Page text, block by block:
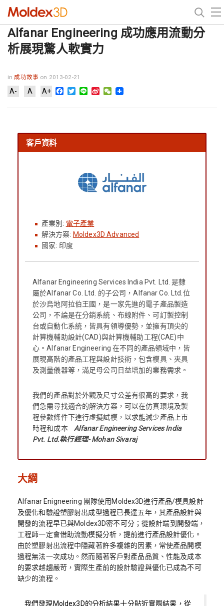
Alfanar Engineering 成功應用流動分
析展現驚人軟實力
in成功故事 on 2013-02-21
A- A A+ Facebook
Twitter
Line Sina WeChat
客戶資料
產業別: 電子產業
解決方案: Moldex3D Advanced
國家: 印度
Alfanar Engineering Services India Pvt. Ltd. 是隸
屬於Alfanar Co. Ltd. 的子公司，Alfanar Co. Ltd.位
於沙烏地阿拉伯王國，是一家先進的電子產品製造
公司，不論是在分銷系統、布線附件、可訂製控制
台或自動化系統，皆具有領導優勢，並擁有頂尖的
計算機輔助設計(CAD)與計算機輔助工程(CAE)中
心。Alfanar Engineering 在不同的產品領域中，皆
展現高階的產品工程與設計技術，包含模具、夾具
及測量儀器等，滿足母公司日益增加的業務需求。
我們的產品對於外觀及尺寸公差有很高的要求，我
們急需尋找適合的解決方案，可以在仿真環境及製
程參數條件下進行虛擬試模，以求能減少產品上市
時程和成本Alfanar Engineering Services India
Pvt. Ltd.執行經理- Mohan Sivaraj
大綱
Alfanar Enigneering 團隊使用Moldex3D進行產品/模具設計
及優化和驗證塑膠射出成型過程已長達五年，其產品設計與
開發的流程早已與Moldex3D密不可分；從設計端到開發端，
工程師一定會借助流動模擬分析，提前進行產品設計優化。
由於塑膠射出流程中隱藏著許多複雜的因素，常使產品開模
過程無法一次成功。然而隨著客戶對產品品質、性能及成本
的要求越趨嚴苛，實際生產前的設計驗證與優化已成為不可
缺少的流程。
我們發現Moldex3D的分析結果十分貼近實際結果，從